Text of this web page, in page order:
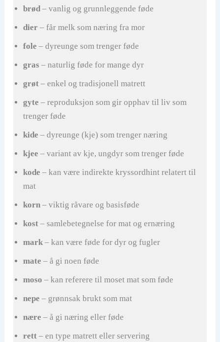
brød– vanlig og grunnleggende føde
dier – får melk som næring fra mor
fole – dyreunge som trenger føde
gras – naturlig føde for mange dyr
grøt– enkel og tradisjonell matrett
gyte – reproduksjon som gir opphav til liv som
trenger føde
kide – dyreunge (kje) som trenger næring
kjee – variant av kje, ungdyr som trenger føde
kode – kan være indirekte kryssordhint relatert til
mat
korn– viktig råvare og basisføde
kost– samlebetegnelse for mat og ernæring
mark– kan være føde for dyr og fugler
mate – å gi noen føde
moso – kan referere til moset mat som føde
nepe – grønnsak brukt som mat
nære – å gi næring eller føde
rett– en type matrett eller servering